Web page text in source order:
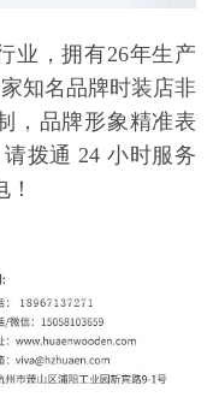
业，拥有26年生产
知名品牌时装店非
，品牌形象精准表
拨通 24 小时服务